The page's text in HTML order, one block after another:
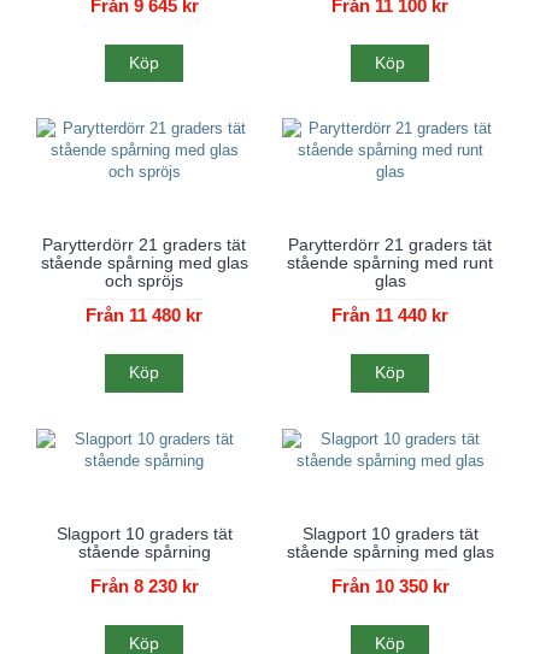
Från 9 645 kr
Köp
Från 11 100 kr
Köp
Parytterdörr 21 graders tät
stående spårning med glas
och spröjs
Från 11 480 kr
Köp
Parytterdörr 21 graders tät
stående spårning med runt
glas
Från 11 440 kr
Köp
Slagport 10 graders tät
stående spårning
Från 8 230 kr
Köp
Slagport 10 graders tät
stående spårning med glas
Från 10 350 kr
Köp